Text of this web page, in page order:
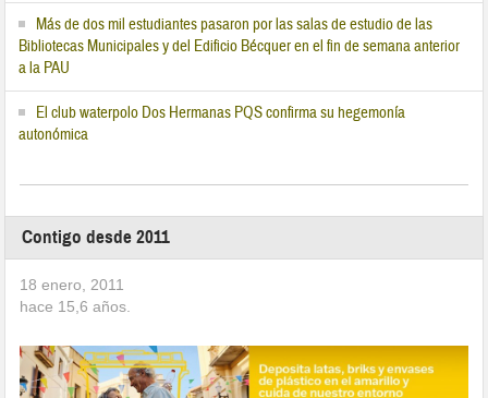
Más de dos mil estudiantes pasaron por las salas de estudio de las
Bibliotecas Municipales y del Edificio Bécquer en el fin de semana anterior
a la PAU
El club waterpolo Dos Hermanas PQS confirma su hegemonía
autonómica
Contigo desde 2011
18 enero, 2011
hace 15,6 años.